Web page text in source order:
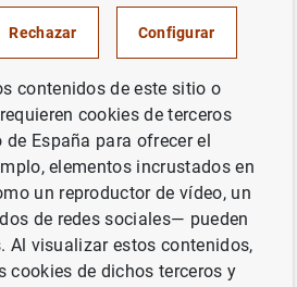
de emisiones de valores de la
noviembre 2021 (267
KB
Siguiente
Rechazar Configurar
contenidos de este sitio o
cookies de terceros
de España para ofrecer el
elementos incrustados en
un reproductor de vídeo, un
de redes sociales— pueden
Al visualizar estos contenidos,
cookies de dichos terceros y